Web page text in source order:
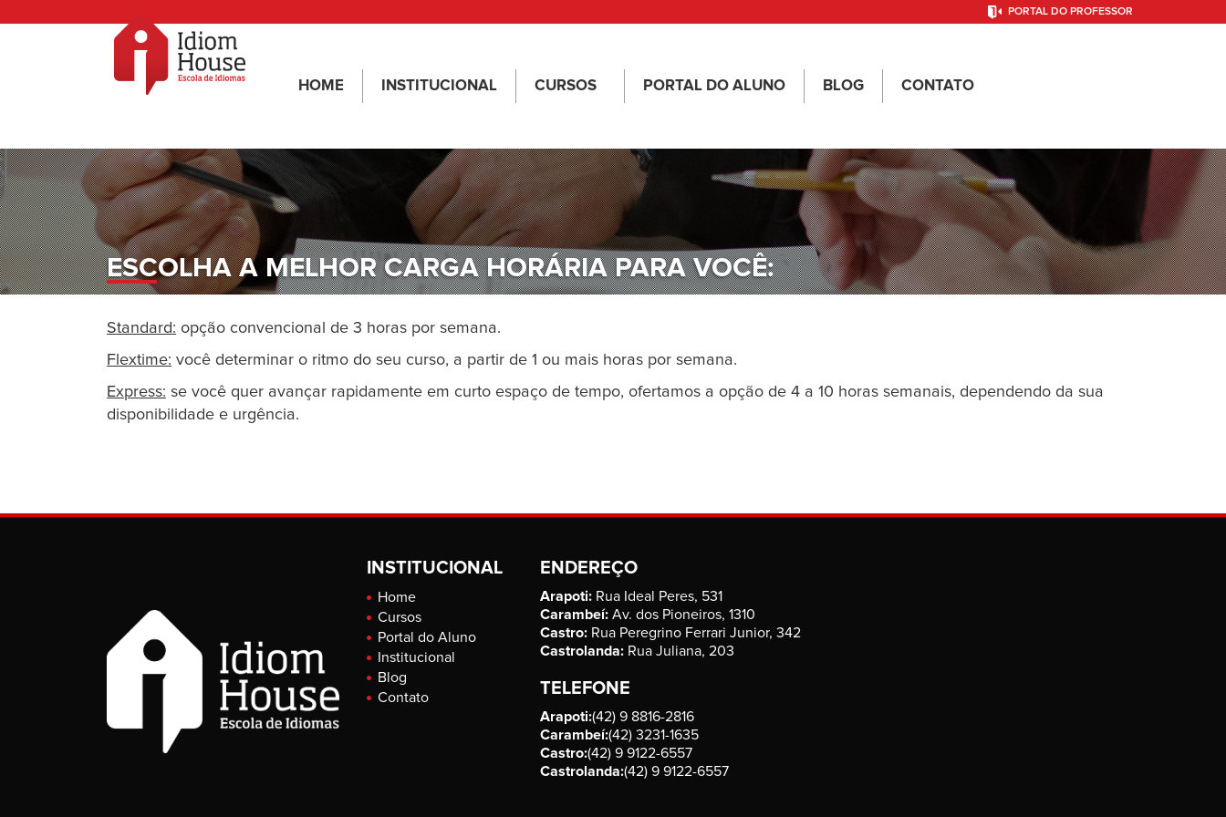
PORTAL DO PROFESSOR
HOME INSTITUCIONAL CURSOS PORTAL DO ALUNO BLOG CONTATO
ESCOLHA A MELHOR CARGA HORÁRIA PARA VOCÊ:
Standard: opção convencional de 3 horas por semana.
Flextime: você determinar o ritmo do seu curso, a partir de 1 ou mais horas por semana.
Express: se você quer avançar rapidamente em curto espaço de tempo, ofertamos a opção de 4 a 10 horas semanais, dependendo da sua
disponibilidade e urgência.
INSTITUCIONAL
Home
Cursos
Portal do Aluno
Institucional
Blog
Contato
ENDEREÇO
Arapoti: Rua Ideal Peres, 531
Carambeí: Av. dos Pioneiros, 1310
Castro: Rua Peregrino Ferrari Junior, 342
Castrolanda: Rua Juliana, 203
TELEFONE
Arapoti:(42) 9 8816-2816
Carambeí:(42) 3231-1635
Castro:(42) 9 9122-6557
Castrolanda:(42) 9 9122-6557